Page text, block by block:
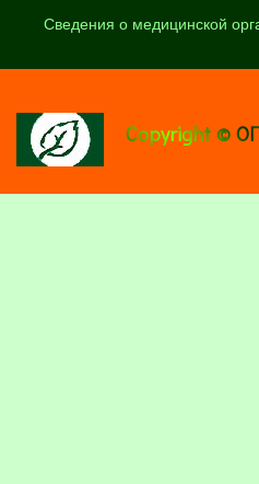
Сведения о медицинской
Copyright ©